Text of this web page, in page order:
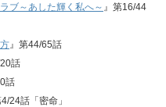
ブ～あした輝く私へ～ 』第16/44
』第44/65話
話
話
4/24話「密命」